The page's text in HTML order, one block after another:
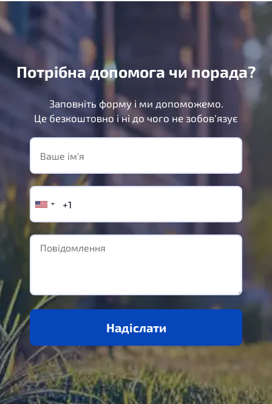
Потрібна допомога чи порада?
Заповніть форму і ми допоможемо.
Це безкоштовно і ні до чого не зобов'язує
Надіслати